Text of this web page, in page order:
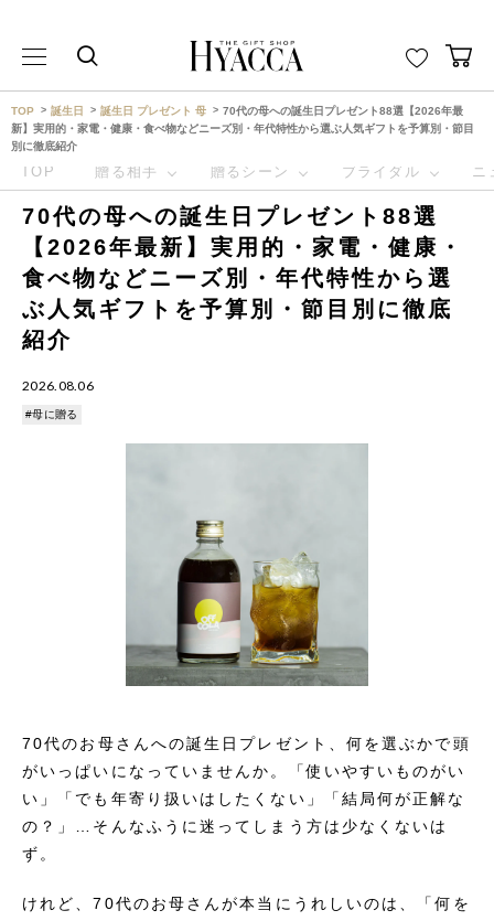
TOP 誕生日 誕生日 プレゼント 母
70代の母への誕生日プレゼント88選【2026年最
新】実用的・家電・健康・食べ物などニーズ別・年代特性から選ぶ人気ギフトを予算別・節目
別に徹底紹介
TOP 贈る相手 贈るシーン ブライダル ニ
70代の母への誕生日プレゼント88選
【2026年最新】実用的・家電・健康・
食べ物などニーズ別・年代特性から選
ぶ人気ギフトを予算別・節目別に徹底
紹介
2026.08.06
#母に贈る
70代のお母さんへの誕生日プレゼント、何を選ぶかで頭
がいっぱいになっていませんか。「使いやすいものがい
い」「でも年寄り扱いはしたくない」「結局何が正解な
の？」…そんなふうに迷ってしまう方は少なくないは
ず。
けれど、70代のお母さんが本当にうれしいのは、「何を